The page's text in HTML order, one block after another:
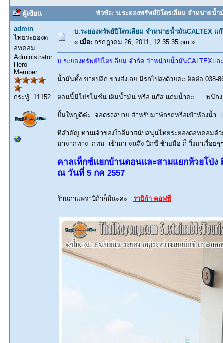
ผู้เขียน หัวข้อ: บ.ระยองทรัพย์ปิโตรเลียม จำหน่ายน้ำ
admin
ไทยระยองด
อทคอม
Administrator
Hero
Member
กระทู้: 11152
บ.ระยองทรัพย์ปิโตรเลียม จำหน่ายน้ำมันCALTEX แ
« เมื่อ: กรกฎาคม 26, 2011, 12:35:35 pm »
บ.ระยองทรัพย์ปิโตรเลียม จำกัด จำหน่ายน้ำมันCALTEXแ
น้ำมันทั้ง ขายปลีก ขางส่งเลย มีรถไปส่งด้วยค่ะ ติดต่อ 038-
ตอนนี้มีโปรโมชั่น เติมน้ำมัน หรือ แก๊ส แถมน้ำค่ะ ... พนัก
ปั้มใหญ่ดีค่ะ จอดรถสบาย สำหรับมาพักรถหรือเข้าห้องน้ำ
ที่สำคัญ ท่านเจ้าของใจดีมาสนับสนุนไทยระยองดอทคอมด้
มาจากทาง กทม เข้ามา จนถึง บิกซี ซ้ายมือ ก็ วิ่งมาเรื่อย
คาลเท็กซ์แยกบ้านดอนและสามแยกห้วยโป่ง
ณ วันที่ 5 กค 2557
ร้านกาแฟราบิก้าก็มีนะค่ะ ราบิก้า คอฟฟี่